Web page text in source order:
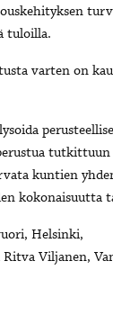
tuloilla.
varten on
kuntien
kokonaisuutta
Jan
Viljanen,